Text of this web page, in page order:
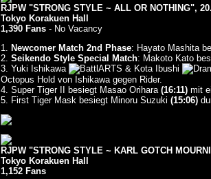
RJPW "STRONG STYLE ~ ALL OR NOTHING",
Tokyo Korakuen Hall
1,390 Fans- No Vacancy
1. Newcomer Match 2nd Phase: Hayato Mashita
2. Seikendo Style Special Match: Makoto Kato
3. Yuki Ishikawa
& Kota Ibushi
Octopus Hold von Ishikawa gegen Rider.
4. Super Tiger II besiegt Masao Orihara (16:11)mit
5. First Tiger Mask besiegt Minoru Suzuki (15:06)
RJPW "STRONG STYLE ~ KARL GOTCH
Tokyo Korakuen Hall
1,152 Fans